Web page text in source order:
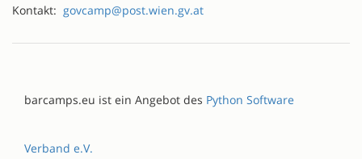
Kontakt: govcamp@post.wien.gv.at
barcamps.eu ist ein Angebot des Python Software
Verband e.V.